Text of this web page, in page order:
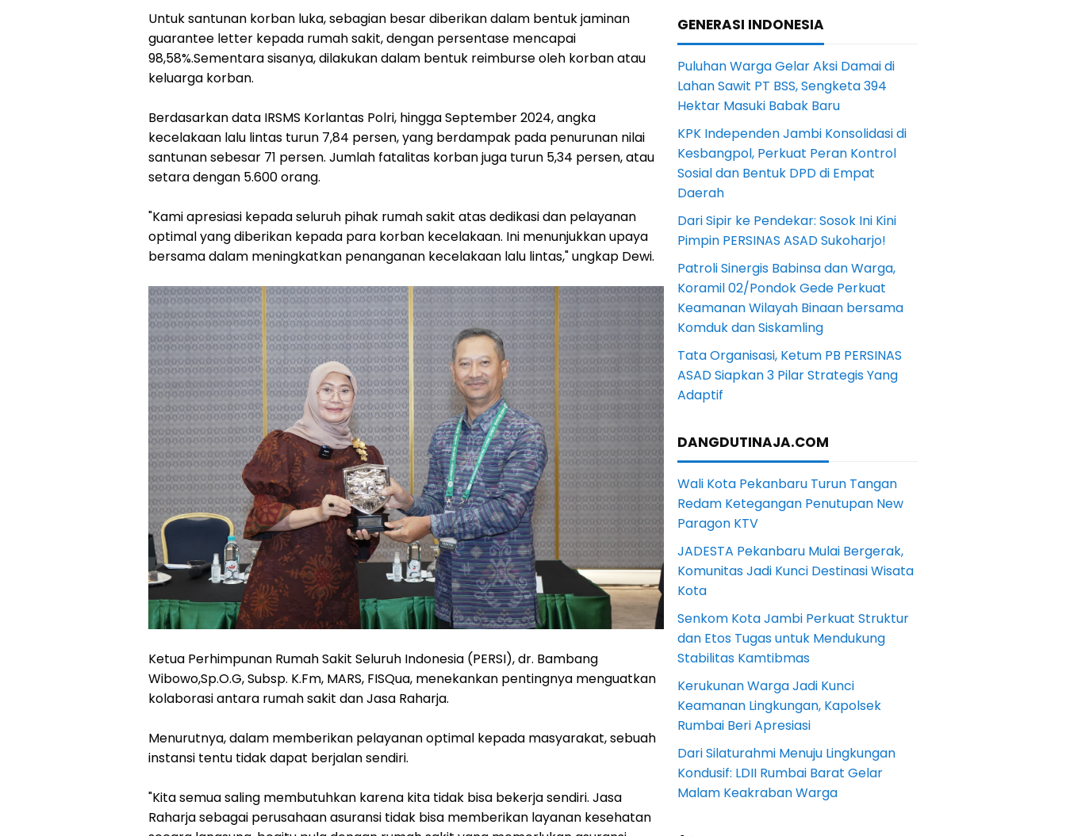
Untuk santunan korban luka, sebagian besar diberikan dalam bentuk jaminan
guarantee letter kepada rumah sakit, dengan persentase mencapai
98,58%.Sementara sisanya, dilakukan dalam bentuk reimburse oleh korban atau
keluarga korban.
Berdasarkan data IRSMS Korlantas Polri, hingga September 2024, angka
kecelakaan lalu lintas turun 7,84 persen, yang berdampak pada penurunan nilai
santunan sebesar 71 persen. Jumlah fatalitas korban juga turun 5,34 persen, atau
setara dengan 5.600 orang.
"Kami apresiasi kepada seluruh pihak rumah sakit atas dedikasi dan pelayanan
optimal yang diberikan kepada para korban kecelakaan. Ini menunjukkan upaya
bersama dalam meningkatkan penanganan kecelakaan lalu lintas," ungkap Dewi.
Ketua Perhimpunan Rumah Sakit Seluruh Indonesia (PERSI), dr. Bambang
Wibowo,Sp.O.G, Subsp. K.Fm, MARS, FISQua, menekankan pentingnya menguatkan
kolaborasi antara rumah sakit dan Jasa Raharja.
Menurutnya, dalam memberikan pelayanan optimal kepada masyarakat, sebuah
instansi tentu tidak dapat berjalan sendiri.
"Kita semua saling membutuhkan karena kita tidak bisa bekerja sendiri. Jasa
Raharja sebagai perusahaan asuransi tidak bisa memberikan layanan kesehatan
GENERASI INDONESIA
Puluhan Warga Gelar Aksi Damai di
Lahan Sawit PT BSS, Sengketa 394
Hektar Masuki Babak Baru
KPK Independen Jambi Konsolidasi di
Kesbangpol, Perkuat Peran Kontrol
Sosial dan Bentuk DPD di Empat
Daerah
Dari Sipir ke Pendekar: Sosok Ini Kini
Pimpin PERSINAS ASAD Sukoharjo!
Patroli Sinergis Babinsa dan Warga,
Koramil 02/Pondok Gede Perkuat
Keamanan Wilayah Binaan bersama
Komduk dan Siskamling
Tata Organisasi, Ketum PB PERSINAS
ASAD Siapkan 3 Pilar Strategis Yang
Adaptif
DANGDUTINAJA.COM
Wali Kota Pekanbaru Turun Tangan
Redam Ketegangan Penutupan New
Paragon KTV
JADESTA Pekanbaru Mulai Bergerak,
Komunitas Jadi Kunci Destinasi Wisata
Kota
Senkom Kota Jambi Perkuat Struktur
dan Etos Tugas untuk Mendukung
Stabilitas Kamtibmas
Kerukunan Warga Jadi Kunci
Keamanan Lingkungan, Kapolsek
Rumbai Beri Apresiasi
Dari Silaturahmi Menuju Lingkungan
Kondusif: LDII Rumbai Barat Gelar
Malam Keakraban Warga